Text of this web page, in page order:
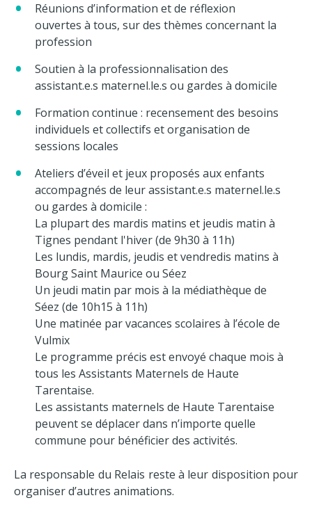
Réunions d’information et de réflexion
ouvertes à tous, sur des thèmes concernant la
profession
Soutien à la professionnalisation des
assistant.e.s maternel.le.s ou gardes à domicile
Formation continue : recensement des besoins
individuels et collectifs et organisation de
sessions locales
Ateliers d’éveil et jeux proposés aux enfants
accompagnés de leur assistant.e.s maternel.le.s
ou gardes à domicile :
La plupart des mardis matins et jeudis matin à
Tignes pendant l'hiver (de 9h30 à 11h)
Les lundis, mardis, jeudis et vendredis matins à
Bourg Saint Maurice ou Séez
Un jeudi matin par mois à la médiathèque de
Séez (de 10h15 à 11h)
Une matinée par vacances scolaires à l’école de
Vulmix
Le programme précis est envoyé chaque mois à
tous les Assistants Maternels de Haute
Tarentaise.
Les assistants maternels de Haute Tarentaise
peuvent se déplacer dans n’importe quelle
commune pour bénéficier des activités.
La responsable du Relais reste à leur disposition pour
organiser d’autres animations.